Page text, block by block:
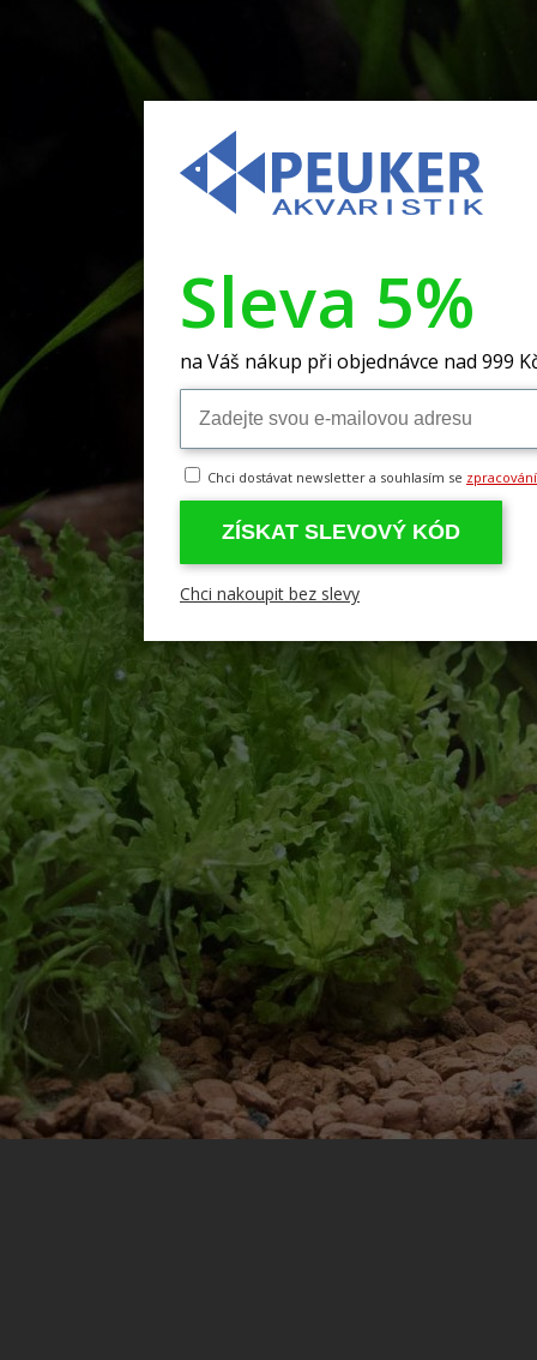
Sleva 5%
na Váš nákup při objednávce nad 999
Chci dostávat newsletter a souhlasím se
ZÍSKAT SLEVOVÝ KÓD
Chci nakoupit bez slevy